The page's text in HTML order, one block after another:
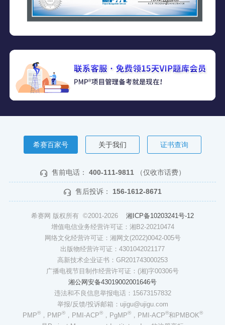
希赛百家号 关于我们 证书查询
售前电话： 400-111-9811 （仅收市话费）
售后投诉： 156-1612-8671
希赛网 版权所有 ©2001-2026 湘ICP备10203241号-12
增值电信业务经营许可证：湘B2-20210474
网络文化经营许可证：湘网文(2022)0042-005号
出版物经营许可证：4301042021177
高新技术企业证书：GR201743000253
广播电视节目制作经营许可证：(湘)字00306号
湘公网安备43019002001646号
违法和不良信息举报电话：15673157832
举报/反馈/投诉邮箱：ujigu@ujigu.com
PMP®，PMP®，PMI-ACP®，PgMP®，PMI-ACP®和PMBOK®